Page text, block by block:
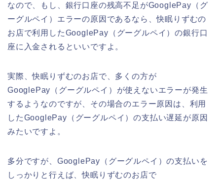
なので、もし、銀行口座の残高不足がGooglePay（グ
ーグルペイ）エラーの原因であるなら、快眠りずむの
お店で利用したGooglePay（グーグルペイ）の銀行口
座に入金されるといいですよ。
実際、快眠りずむのお店で、多くの方が
GooglePay（グーグルペイ）が使えないエラーが発生
するようなのですが、その場合のエラー原因は、利用
したGooglePay（グーグルペイ）の支払い遅延が原因
みたいですよ。
多分ですが、GooglePay（グーグルペイ）の支払いを
しっかりと行えば、快眠りずむのお店で